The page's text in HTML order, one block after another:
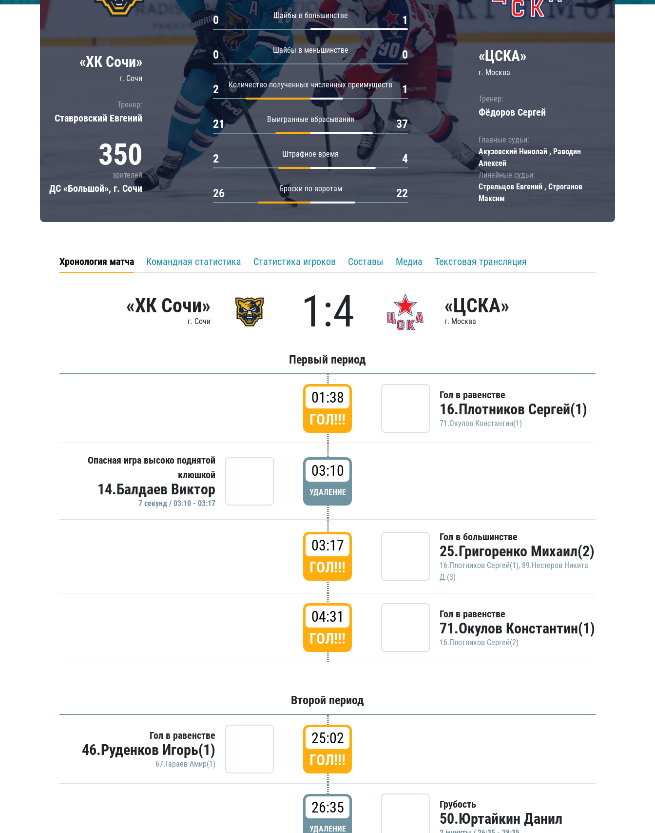
Локомотив
ЦСКА
Шанхайские Драконы
Амур
Барыс
Салават Юлаев
«ХК Сочи»
г. Сочи
Тренер:
Ставровский Евгений
350
зрителей
ДС «Большой», г. Сочи
Шайбы в большинстве
0 1
Шайбы в меньшинстве
0 0
Количество полученных численных преимуществ
2 1
Выигранные вбрасывания
21 37
Штрафное время
2 4
Броски по воротам
26 22
«ЦСКА»
г. Москва
Тренер:
Фёдоров Сергей
Главные судьи:
Акузовский Николай , Раводин
Алексей
Линейные судьи:
Стрельцов Евгений , Строганов
Максим
Хронология матча Командная статистика Статистика игроков Составы Медиа Текстовая трансляция
«ХК Сочи»
г. Сочи 1:4 «ЦСКА»
г. Москва
Первый период
01:38
ГОЛ!!!
Гол в равенстве
16.Плотников Сергей(1)
71.Окулов Константин(1)
Опасная игра высоко поднятой
клюшкой
14.Балдаев Виктор
7 секунд / 03:10 - 03:17
03:10
УДАЛЕНИЕ
03:17
ГОЛ!!!
Гол в большинстве
25.Григоренко Михаил(2)
16.Плотников Сергей(1), 89.Нестеров Никита
Д.(3)
04:31
ГОЛ!!!
Гол в равенстве
71.Окулов Константин(1)
16.Плотников Сергей(2)
Второй период
Гол в равенстве
46.Руденков Игорь(1)
67.Гараев Амир(1)
25:02
ГОЛ!!!
26:35
УДАЛЕНИЕ
Грубость
50.Юртайкин Данил